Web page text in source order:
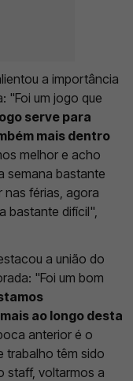
a importância
"Foi um jogo que
serve para
mais dentro
melhor e acho
semana bastante
nas férias, agora
bastante difícil",
a união do
"Foi um bom
ao longo desta
anterior é o
trabalho têm sido
staff, voltarmos a